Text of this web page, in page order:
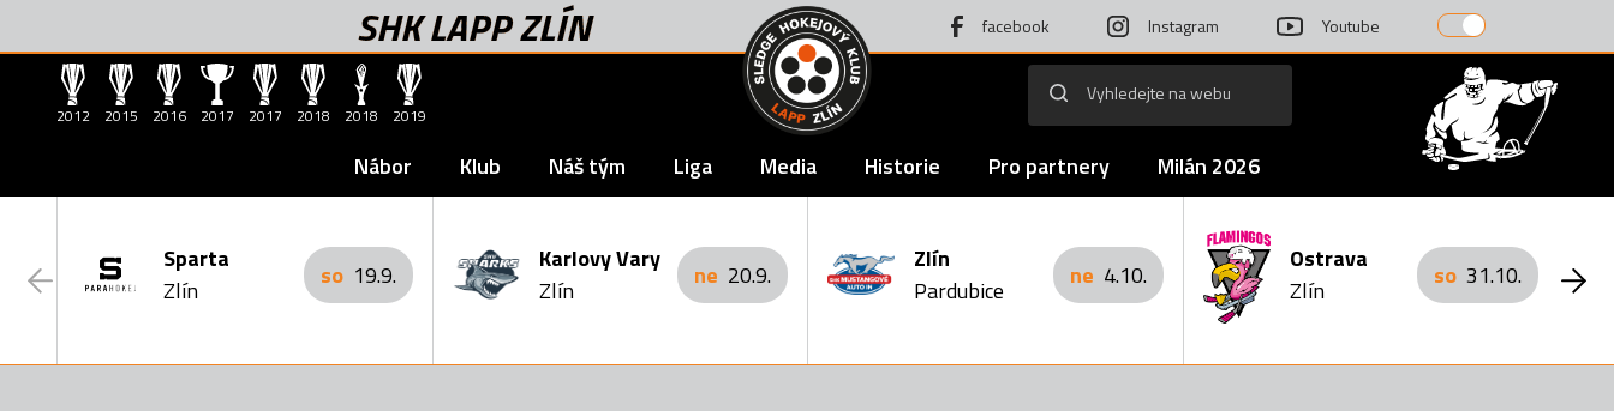
SHK LAPP ZLÍN facebook Instagram Youtube
2012 2015 2016 2017 2017 2018 2018 2019
Nábor Klub Náš tým Liga Media Historie Pro partnery Milán 2026
Sparta
Zlín
so 19.9.
Karlovy Vary
Zlín
ne 20.9.
Zlín
Pardubice
ne 4.10.
Ostrava
Zlín
so 31.10.